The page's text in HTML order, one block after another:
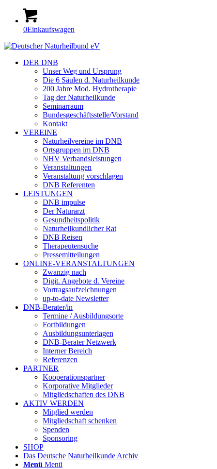
0Einkaufswagen
DER DNB
Unser Weg und Ursprung
Die 6 Säulen d. Naturheilkunde
200 Jahre Mod. Hydrotherapie
Tag der Naturheilkunde
Seminarraum
Bundesgeschäftsstelle/Vorstand
Kontakt
VEREINE
Naturheilvereine im DNB
Ortsgruppen im DNB
NHV Verbandsleistungen
Veranstaltungen
Veranstaltung vorschlagen
DNB Referenten
LEISTUNGEN
DNB impulse
Der Naturarzt
Gesundheitspolitik
Naturheilkundlicher Rat
DNB Reisen
Therapeutensuche
Pressemitteilungen
ONLINE-VERANSTALTUNGEN
Zwanzig nach
Digit. Angebote d. Vereine
Vortragsaufzeichnungen
up-to-date Newsletter
DNB-Berater/in
Termine / Ausbildungsorte
Fortbildungen
Ausbildungsunterlagen
DNB-Berater Netzwerk
Interner Bereich
Referenzen
PARTNER
Kooperationspartner
Korporative Mitglieder
Mitgliedschaften des DNB
AKTIV WERDEN
Mitglied werden
Mitgliedschaft schenken
Spenden
Sponsoring
SHOP
Das Deutsche Naturheilkunde Archiv
Menü Menü